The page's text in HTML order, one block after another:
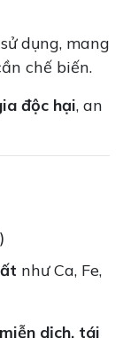
dụng, mang
chế biến.
độc hại, an
như Ca, Fe,
dịch, tái